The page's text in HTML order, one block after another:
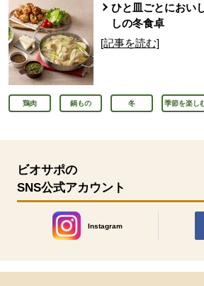
ひと皿ごとにおい
しの冬食卓
[記事を読む]
鶏肉 鍋もの 冬 季節を楽し
ビオサポの
SNS公式アカウント
Instagram
別のウィンドウで開きます。